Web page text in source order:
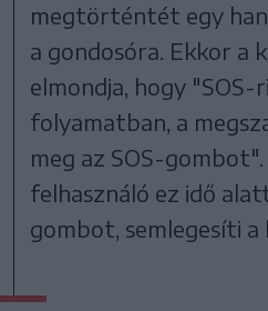
megtörténtét egy
a gondosóra. Ekkor a
elmondja, hogy "SOS-
folyamatban, a
meg az SOS-
felhasználó ez idő
gombot, semlegesíti a